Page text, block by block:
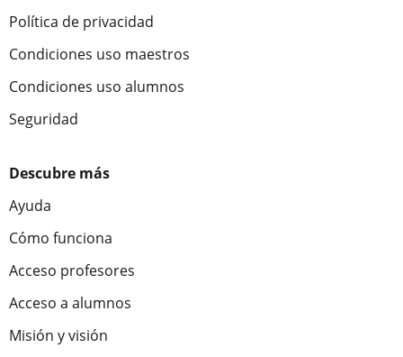
Política de privacidad
Condiciones uso maestros
Condiciones uso alumnos
Seguridad
Descubre más
Ayuda
Cómo funciona
Acceso profesores
Acceso a alumnos
Misión y visión